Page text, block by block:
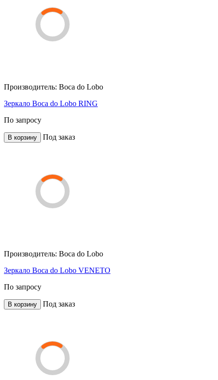
Производитель: Boca do Lobo
Зеркало Boca do Lobo RING
По запросу
В корзину Под заказ
Производитель: Boca do Lobo
Зеркало Boca do Lobo VENETO
По запросу
В корзину Под заказ